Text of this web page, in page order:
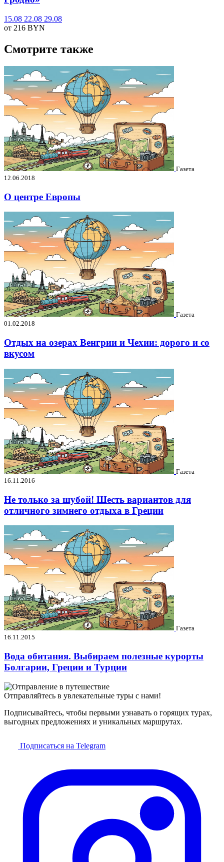
15.08 22.08 29.08
от 216 BYN
Смотрите также
Газета
12.06.2018
О центре Европы
Газета
01.02.2018
Отдых на озерах Венгрии и Чехии: дорого и со
вкусом
Газета
16.11.2016
Не только за шубой! Шесть вариантов для
отличного зимнего отдыха в Греции
Газета
16.11.2015
Вода обитания. Выбираем полезные курорты
Болгарии, Греции и Турции
Отправляйтесь в увлекательные туры с нами!
Подписывайтесь, чтобы первыми узнавать о горящих турах,
выгодных предложениях и уникальных маршрутах.
Подписаться на Telegram